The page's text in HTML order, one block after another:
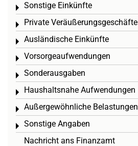
Sonstige Einkünfte
Toggle menu
Private Veräußerungsgeschäfte
Toggle menu
Ausländische Einkünfte
Toggle menu
Vorsorgeaufwendungen
Toggle menu
Sonderausgaben
Toggle menu
Haushaltsnahe Aufwendungen
Toggle menu
Außergewöhnliche Belastungen
Toggle menu
Sonstige Angaben
Toggle menu
Nachricht ans Finanzamt